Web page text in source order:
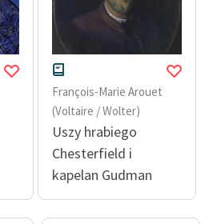
François-Marie Arouet
(Voltaire / Wolter)
Uszy hrabiego
Chesterfield i
kapelan Gudman